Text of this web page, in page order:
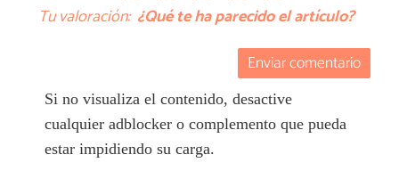
Tu valoración: ¿Qué te ha parecido el artículo?
Enviar comentario
Si no visualiza el contenido, desactive
cualquier adblocker o complemento que pueda
estar impidiendo su carga.